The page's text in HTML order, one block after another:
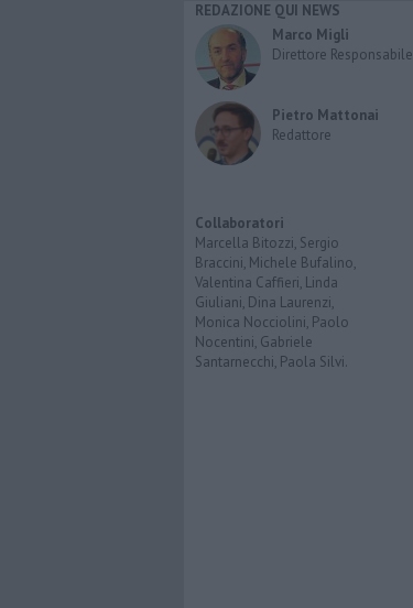
REDAZIONE QUI NEWS
Marco Migli
Direttore Responsabile
Pietro Mattonai
Redattore
Collaboratori
Marcella Bitozzi, Sergio
Braccini, Michele Bufalino,
Valentina Caffieri, Linda
Giuliani, Dina Laurenzi,
Monica Nocciolini, Paolo
Nocentini, Gabriele
Santarnecchi, Paola Silvi.